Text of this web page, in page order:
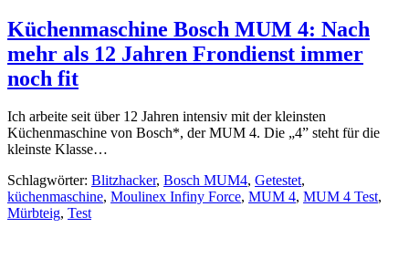
Küchenmaschine Bosch MUM 4: Nach
mehr als 12 Jahren Frondienst immer
noch fit
Ich arbeite seit über 12 Jahren intensiv mit der kleinsten
Küchenmaschine von Bosch*, der MUM 4. Die „4” steht für die
kleinste Klasse…
Schlagwörter: Blitzhacker, Bosch MUM4, Getestet,
küchenmaschine, Moulinex Infiny Force, MUM 4, MUM 4 Test,
Mürbteig, Test